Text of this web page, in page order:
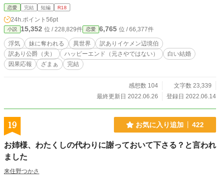
時、将来アラベルが私の旦那様の子供を身籠もることになるとは思いもしなかっ
た。 旦那様は私を愛していると言うけれど･･････ ※この世界では通常爵位と
土地はセットになっており、女性でも継げます。一つの家族で複数の爵位を持つ
ことも可能で希なことではありません。現代的言葉遣いがあります。※因果応報
的ざまぁあり。
恋愛 完結 短編 R18
24h.ポイント 56pt
小説 15,352 位 / 228,829件 恋愛 6,765 位 / 66,377件
浮気 妹に奪われる 異世界
訳ありイケメン辺境伯
訳あり公爵（夫）
ハッピーエンド（元さやではない）
白い結婚
因果応報
ざまぁ 完結
感想数 104
文字数 23,339
最終更新日 2022.06.26
登録日 2022.06.14
19 お気に入り追加 422
お姉様、わたくしの代わりに謝っておいて下さる？と言われ
ました
来住野つかさ